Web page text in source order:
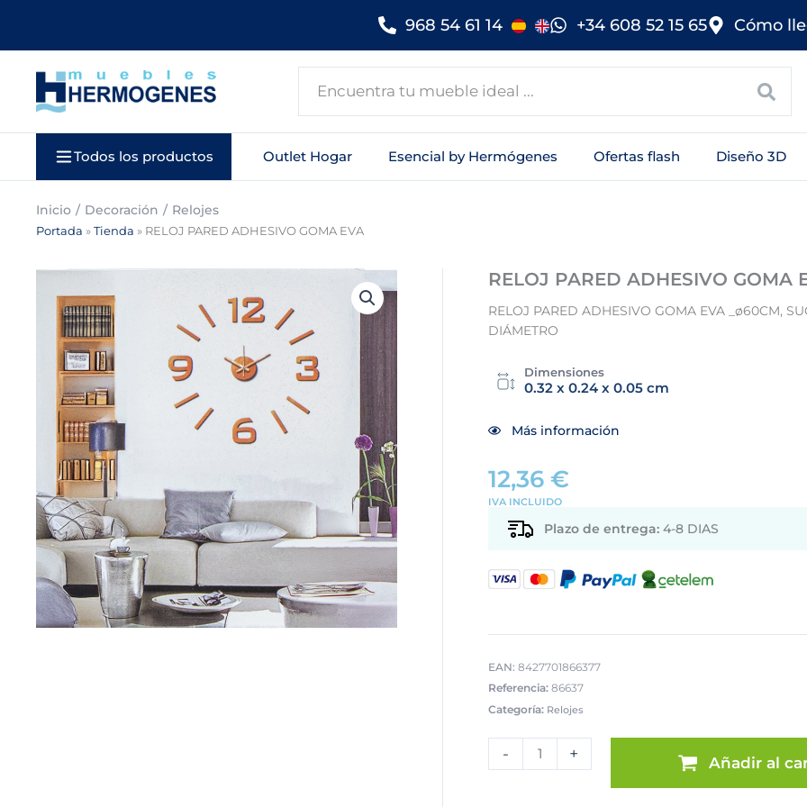
contenido
968 54 61 14 +34 608 52 15 65 Cómo
Todos los productos Outlet Hogar Esencial by Hermógenes Ofertas flash Diseño 3D
Inicio Decoración Relojes
Portada » Tienda » RELOJ PARED ADHESIVO GOMA EVA
RELOJ PARED ADHESIVO GOMA
RELOJ PARED ADHESIVO GOMA EVA _ø60CM,
DIÁMETRO
Dimensiones
0.32 x 0.24 x 0.05 cm
Más información
12,36 €
IVA INCLUIDO
Plazo de entrega:4-8 DIAS
EAN: 8427701866377
Referencia: 86637
Categoría: Relojes
-
ADHESIVO
+ Añadir al